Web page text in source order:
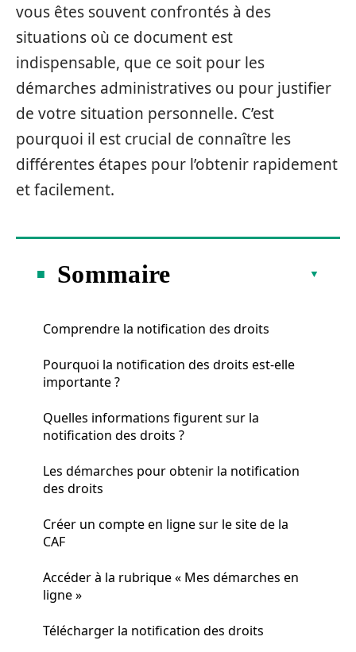
vous êtes souvent confrontés à des
situations où ce document est
indispensable, que ce soit pour les
démarches administratives ou pour justifier
de votre situation personnelle. C’est
pourquoi il est crucial de connaître les
différentes étapes pour l’obtenir rapidement
et facilement.
Sommaire
Comprendre la notification des droits
Pourquoi la notification des droits est-elle
importante ?
Quelles informations figurent sur la
notification des droits ?
Les démarches pour obtenir la notification
des droits
Créer un compte en ligne sur le site de la
CAF
Accéder à la rubrique « Mes démarches en
ligne »
Télécharger la notification des droits